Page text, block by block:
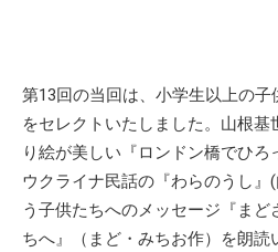
第13回の当回は、小学生以上の
をセレクトいたしました。山根
り絵が美しい『ロンドン橋でひろ
ウクライナ民話の『わらのうし』
う子供たちへのメッセージ『まど
ちへ』（まど・みちお作）を朗読